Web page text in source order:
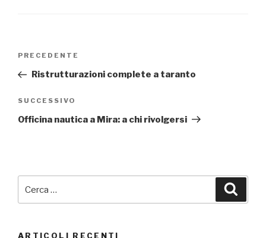
Articolo
precedente:
PRECEDENTE
Ristrutturazioni complete a taranto
Articolo
successivo
SUCCESSIVO
Officina nautica a Mira: a chi rivolgersi
ARTICOLI RECENTI